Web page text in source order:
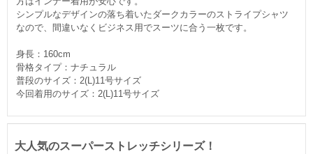
シンプルなデザインの落ち着いたダークカラーのストライプシャツ
なので、間違いなくビジネス用でスーツに合う一枚です。
身長：160cm
骨格タイプ：ナチュラル
普段のサイズ：2(L)11号サイズ
今回着用のサイズ：2(L)11号サイズ
大人気のスーパーストレッチシリーズ！